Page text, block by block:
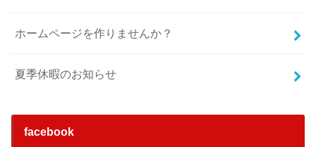
ホームページを作りませんか？
夏季休暇のお知らせ
facebook